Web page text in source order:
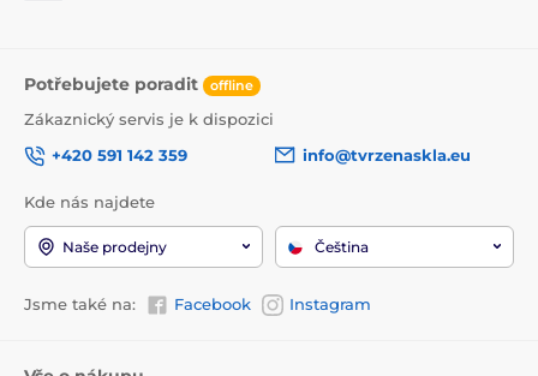
Potřebujete poradit offline
Zákaznický servis je k dispozici
+420 591 142 359
info@tvrzenaskla.eu
Kde nás najdete
Naše prodejny Čeština
Jsme také na: Facebook Instagram